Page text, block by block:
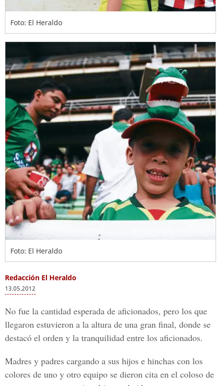
Foto: El Heraldo
Foto: El Heraldo
Redacción El Heraldo
13.05.2012
No fue la cantidad esperada de aficionados, pero los que
llegaron estuvieron a la altura de una gran final, donde se
destacó el orden y la tranquilidad entre los aficionados.
Madres y padres cargando a sus hijos e hinchas con los
colores de uno y otro equipo se dieron cita en el coloso de